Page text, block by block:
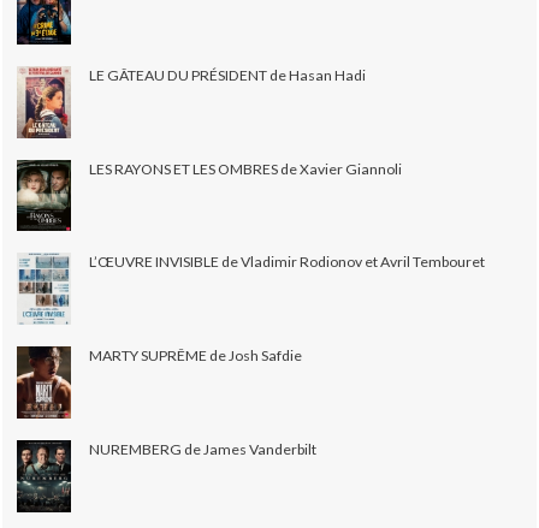
LE GÂTEAU DU PRÉSIDENT de Hasan Hadi
LES RAYONS ET LES OMBRES de Xavier Giannoli
L’ŒUVRE INVISIBLE de Vladimir Rodionov et Avril Tembouret
MARTY SUPRÊME de Josh Safdie
NUREMBERG de James Vanderbilt